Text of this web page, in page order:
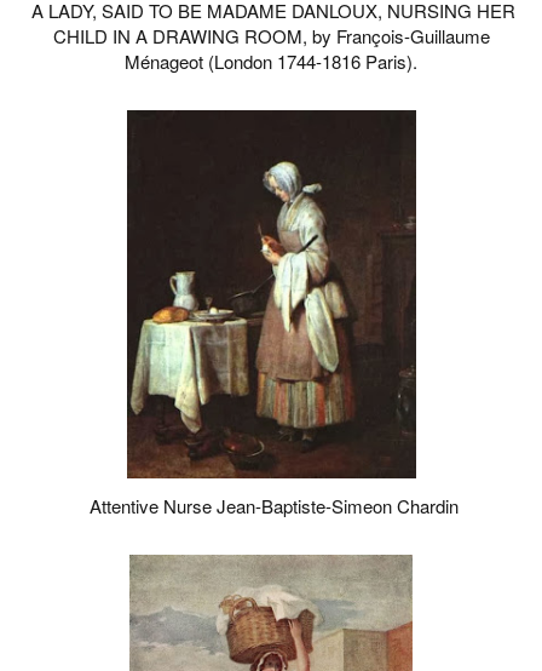
A LADY, SAID TO BE MADAME DANLOUX, NURSING HER
CHILD IN A DRAWING ROOM, by François-Guillaume
Ménageot (London 1744-1816 Paris).
Attentive Nurse Jean-Baptiste-Simeon Chardin